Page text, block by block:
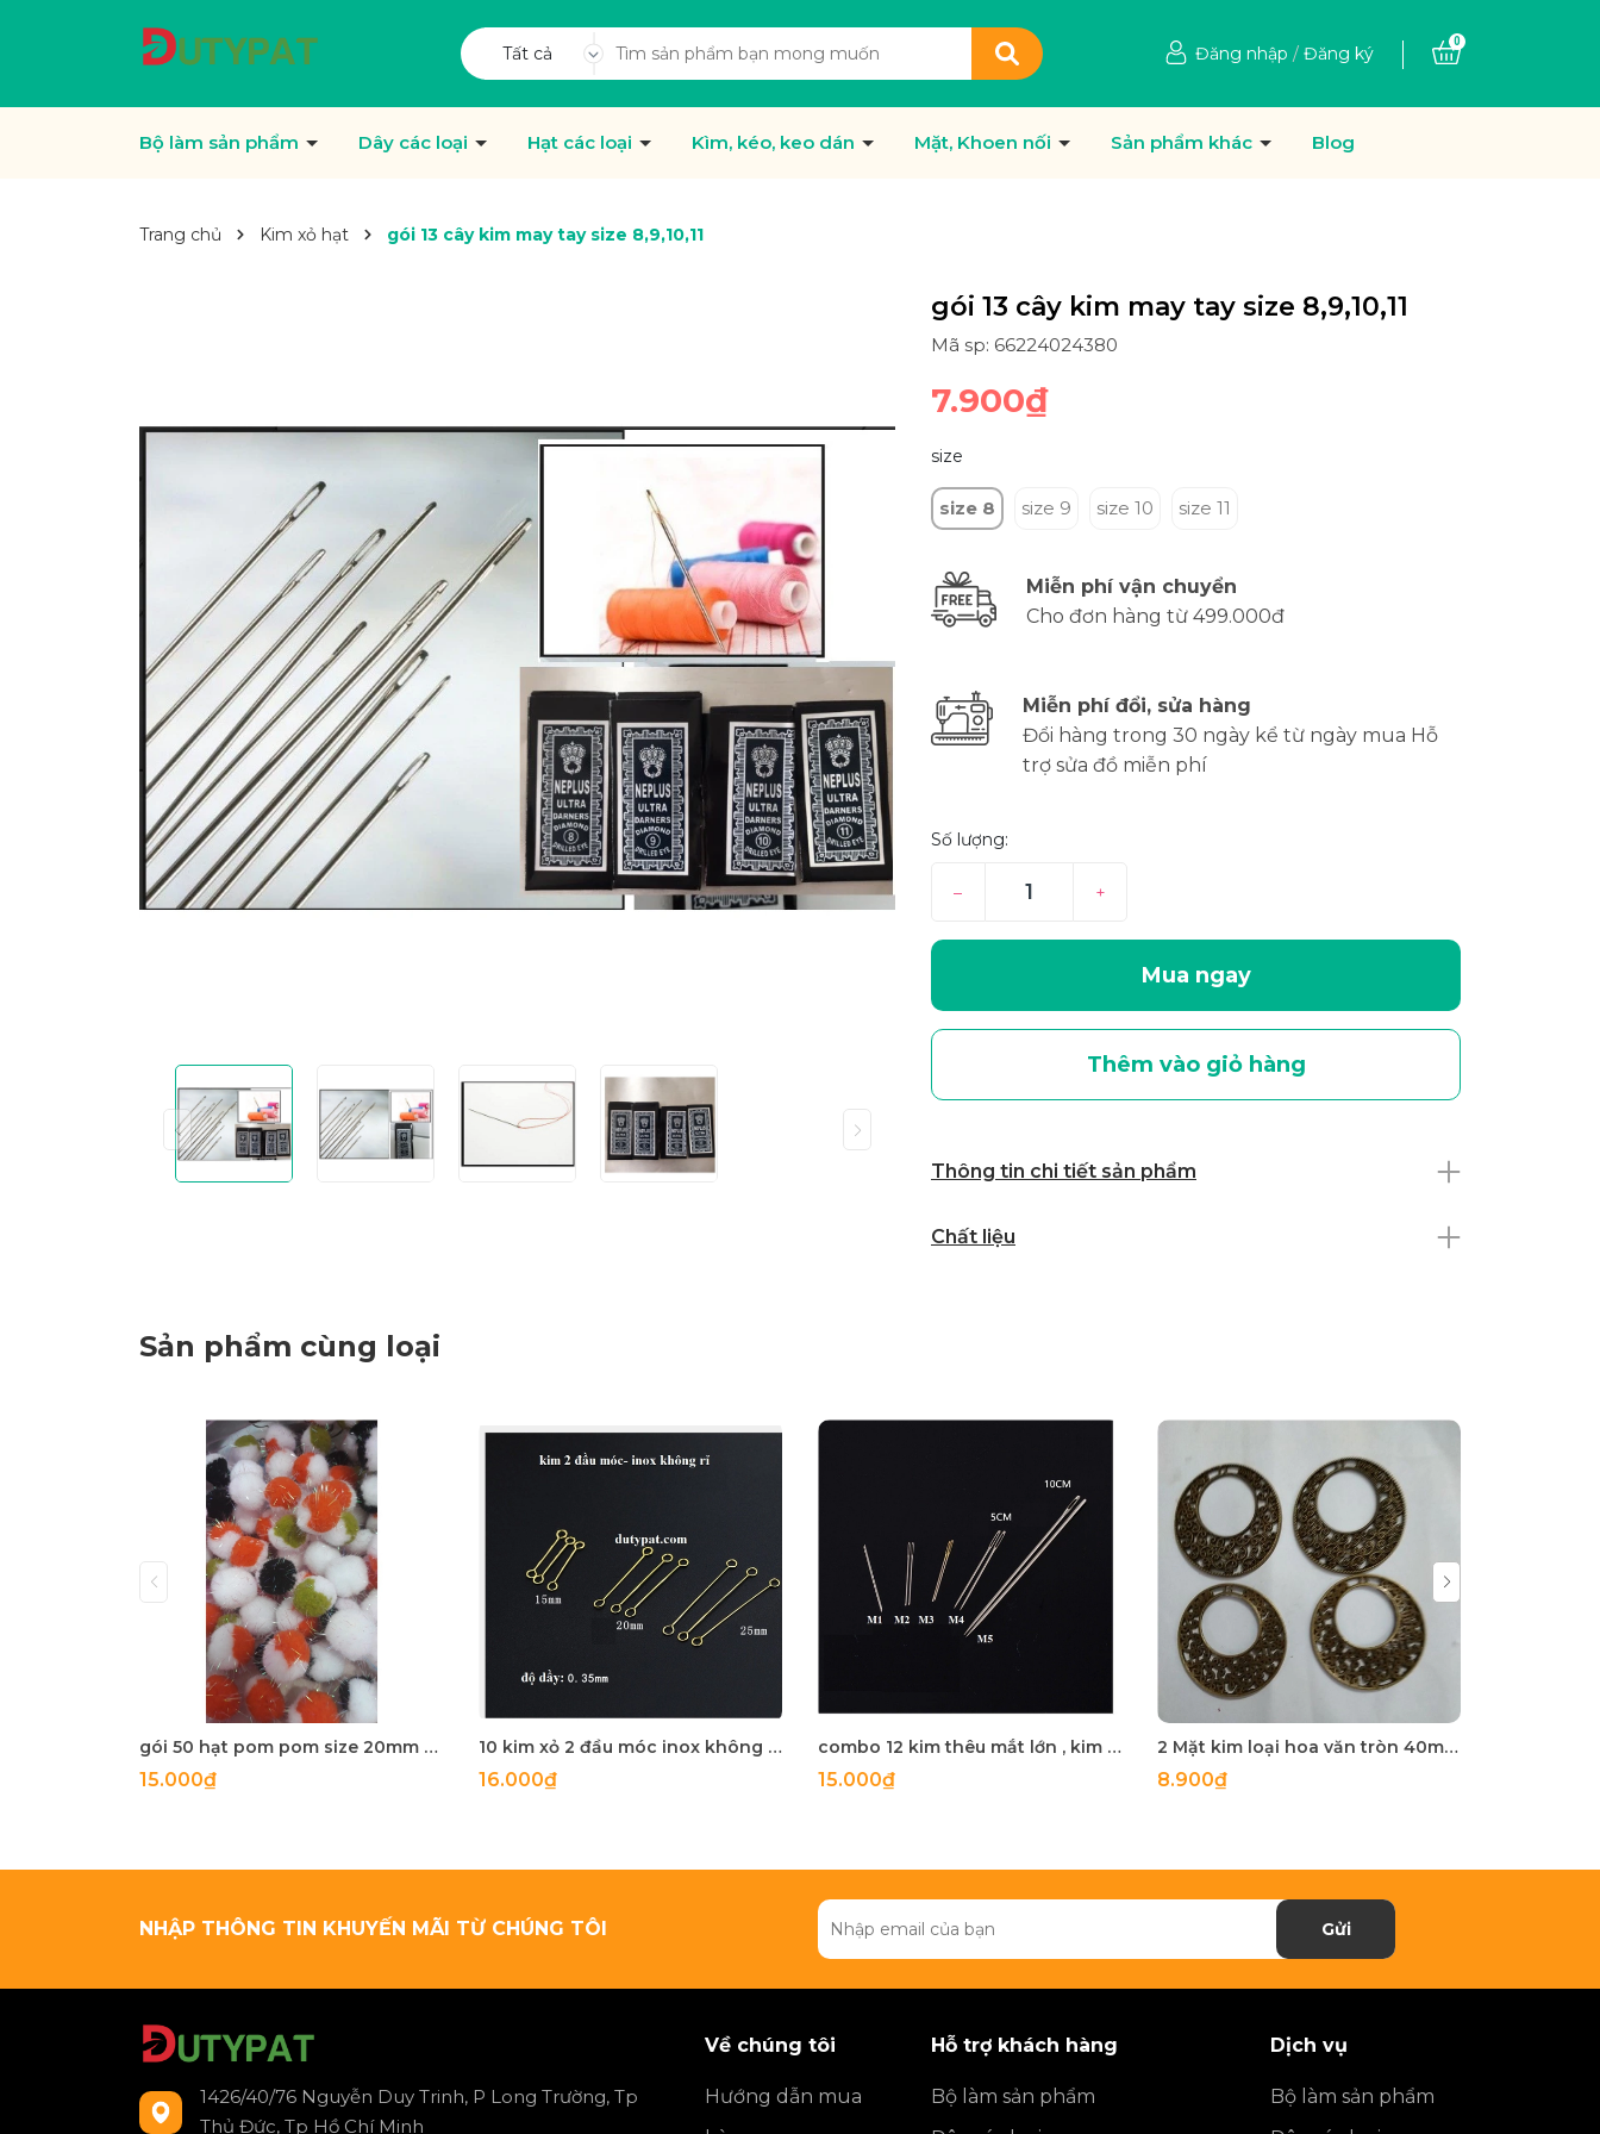
Tất cả Đăng nhập / Đăng ký
0
Bộ làm sản phẩm Dây các loại Hạt các loại Kìm, kéo, keo dán Mặt, Khoen nối Sản phẩm khác Blog
Trang chủ Kim xỏ hạt gói 13 cây kim may tay size 8,9,10,11
gói 13 cây kim may tay size 8,9,10,11
Mã sp: 66224024380
7.900₫
size
size 8 size 9 size 10 size 11
Miễn phí vận chuyển
Cho đơn hàng từ 499.000đ
Miễn phí đổi, sửa hàng
Đổi hàng trong 30 ngày kể từ ngày mua Hỗ
trợ sửa đồ miễn phí
Số lượng:
– +
Mua ngay
Thêm vào giỏ hàng
Thông tin chi tiết sản phẩm
Chất liệu
Sản phẩm cùng loại
gói 50 hạt pom pom size 20mm có sợi kim tuyến nhiều màu
15.000₫
10 kim xỏ 2 đầu móc inox không rỉ loại mỏng làm hoa tai
16.000₫
combo 12 kim thêu mắt lớn , kim kết cườm đủ size 3.8-4-5-10-14cm
15.000₫
2 Mặt kim loại hoa văn tròn 40mm màu đồng
8.900₫
NHẬP THÔNG TIN KHUYẾN MÃI TỪ CHÚNG TÔI Gửi
1426/40/76 Nguyễn Duy Trinh, P Long Trường, Tp
Thủ Đức, Tp Hồ Chí Minh
Về chúng tôi
Hướng dẫn mua
Hỗ trợ khách hàng
Bộ làm sản phẩm
Dịch vụ
Bộ làm sản phẩm